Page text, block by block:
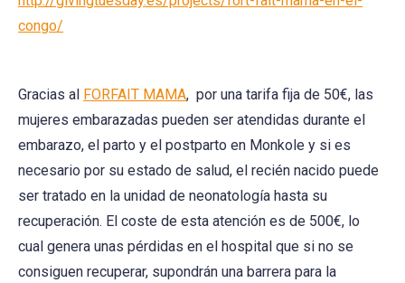
congo/
Gracias al FORFAIT MAMA, por una tarifa fija de 50€, las
mujeres embarazadas pueden ser atendidas durante el
embarazo, el parto y el postparto en Monkole y si es
necesario por su estado de salud, el recién nacido puede
ser tratado en la unidad de neonatología hasta su
recuperación. El coste de esta atención es de 500€, lo
cual genera unas pérdidas en el hospital que si no se
consiguen recuperar, supondrán una barrera para la